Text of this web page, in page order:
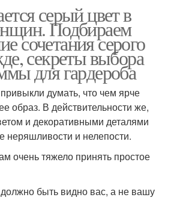
серый цвет в
Подбираем
сочетания серого
секреты выбора
для гардероба
думать, что чем ярче
образ. В действительности же,
и декоративными деталями
неряшливости и нелепости.
очень тяжело принять простое
быть видно вас, а не вашу